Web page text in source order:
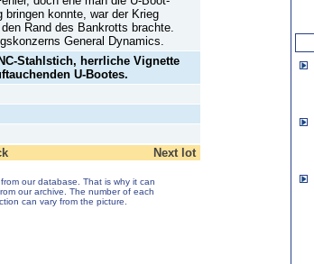
bringen konnte, war der Krieg
Rand des Bankrotts brachte.
General Dynamics.
Stahlstich, herrliche Vignette
U-Bootes.
Next lot
our database. That is why it can
our archive. The number of each
can vary from the picture.